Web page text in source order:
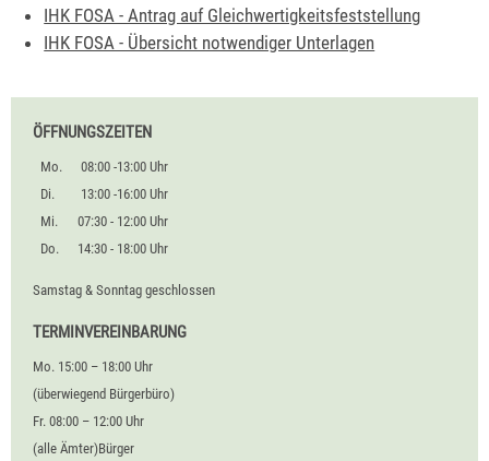
IHK FOSA - Antrag auf Gleichwertigkeitsfeststellung
IHK FOSA - Übersicht notwendiger Unterlagen
ÖFFNUNGSZEITEN
Mo.
08:00 -13:00 Uhr
Di.
13:00 -16:00 Uhr
Mi.
07:30 - 12:00 Uhr
Do.
14:30 - 18:00 Uhr
Samstag & Sonntag geschlossen
TERMINVEREINBARUNG
Mo. 15:00 – 18:00 Uhr
(überwiegend Bürgerbüro)
Fr. 08:00 – 12:00 Uhr
(alle Ämter)Bürger